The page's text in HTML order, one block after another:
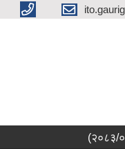
(२०८३/०४/